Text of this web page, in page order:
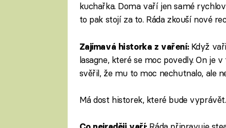
kuchařka. Doma vaří jen samé
to pak stojí za to. Ráda zkouší nové
Zajímavá historka z vaření: Když
lasagne, které se moc povedly. On je
svěřil, že mu to moc nechutnalo, ale
Má dost historek, které bude vyprávět.